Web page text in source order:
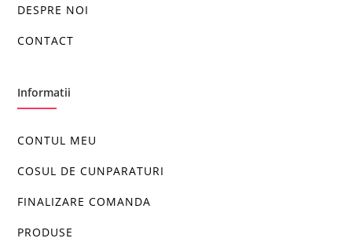
DESPRE NOI
CONTACT
Informatii
CONTUL MEU
COSUL DE CUNPARATURI
FINALIZARE COMANDA
PRODUSE